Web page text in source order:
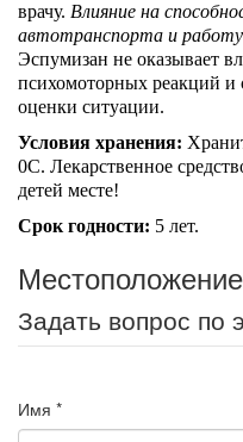
врачу. Влияние на
автотранспорта и
Эспумизан не оказывает
психомоторных реакций и
оценки ситуации.
Условия хранения:
0С. Лекарственное
детей месте!
Срок годности: 5 лет.
Местоположение
Задать вопрос по
Имя *